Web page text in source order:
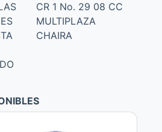
CR 1 No. 29 08 CC
MULTIPLAZA
CHAIRA